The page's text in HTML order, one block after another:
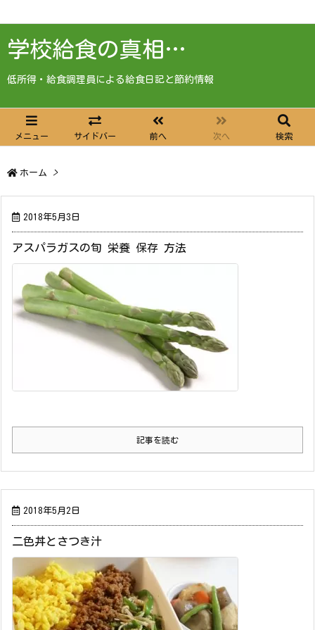
学校給食の真相…
低所得・給食調理員による給食日記と節約情報
メニュー サイドバー 前へ 次へ 検索
ホーム >
2018年5月3日
アスパラガスの旬 栄養 保存 方法
記事を読む
2018年5月2日
二色丼とさつき汁